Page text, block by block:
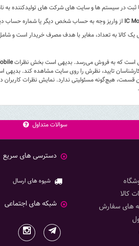
ثبت در سیستم ها و سایت های شرکت های تولیدکننده به
IC از واریز وجه به حساب شخص دیگر یا شماره حساب
کالا به تعداد، مغایر با هدف مصرف خریدار است و
است که به فروش می‌رسد. بدیهی است بخش نظرات
تایید، نظرش را روی سایت مشاهده کند. بدیهی
قسمت، هیچ‌گونه مسئولیتی ندارد. نمایش نظرات
سوالات متداول
دسترسی های سریع
شیوه های ارسال
شبکه های اجتماعی
کالا
های سفارش